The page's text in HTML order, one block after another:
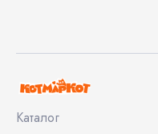
Каталог